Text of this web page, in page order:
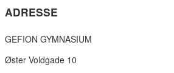
ADRESSE
GEFION GYMNASIUM
Øster Voldgade 10